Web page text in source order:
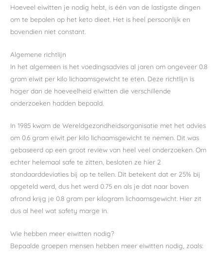
Hoeveel eiwitten je nodig hebt, is één van de lastigste dingen
om te bepalen op het keto dieet. Het is heel persoonlijk en
bovendien niet constant.
Algemene richtlijn
In het algemeen is het voedingsadvies al jaren om ongeveer 0.8
gram eiwit per kilo lichaamsgewicht te eten. Deze richtlijn is
hoger dan de hoeveelheid eiwitten die verschillende
onderzoeken hadden bepaald.
In 1985 kwam de Wereldgezondheidsorganisatie met het advies
om 0.6 gram eiwit per kilo lichaamsgewicht te nemen. Dit was
gebaseerd op een groot review van heel veel onderzoeken. Om
echter helemaal safe te zitten, besloten ze hier 2
standaarddeviaties bij op te tellen. Dit betekent dat er 25% bij
opgeteld werd, dus het werd 0.75 en als je dat naar boven
afrond krijg je 0.8 gram per kilogram lichaamsgewicht. Hier zit
dus al heel wat safety marge in.
Wie hebben meer eiwitten nodig?
Bepaalde groepen mensen hebben meer eiwitten nodig, zoals: